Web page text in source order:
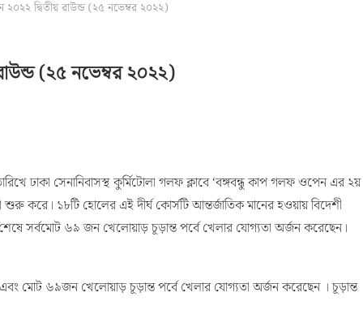
দ্বিতীয় রাউন্ড (২৫ নভেম্বর ২০২২)
(২৫ নভেম্বর ২০২২)
ঢাকা সেনানিবাসস্থ কুর্মিটোলা গলফ ক্লাবে ‘বঙ্গবন্ধু কাপ গলফ ওপেন এর ২য়
করে। ১৮টি হোলের এই দীর্ঘ কোর্সটি আন্তর্জাতিক মানের হওয়ায় বিদেশী
সর্বমোট ৬৯ জন খেলোয়াড় চূড়ান্ত পর্বে খেলার যোগ্যতা অর্জন করেছেন।
মোট ৬৯জন খেলোয়াড় চূড়ান্ত পর্বে খেলার যোগ্যতা অর্জন করেছেন । চূড়ান্ত